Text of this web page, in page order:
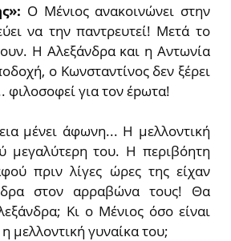
: Ο Μένιος ανακοινώνει στην
να την παντρευτεί! Μετά το
Η Αλεξάνδρα και η Αντωνία
ο Κωνσταντίνος δεν ξέρει
φιλοσοφεί για τον έpωτα!
μένει άφωνη... Η μελλοντική
μεγαλύτερη του. Η περιβόητη
πριν λίγες ώρες της είχαν
στον αρραβώνα τους! Θα
Κι ο Μένιος όσο είναι
μελλοντική γυναίκα του;